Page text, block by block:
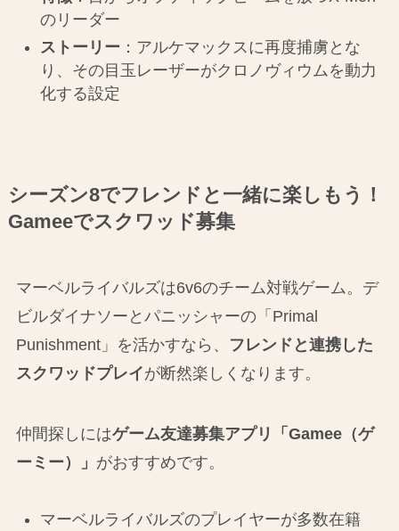
のリーダー
ストーリー ：アルケマックスに再度捕虜とな
り、その目玉レーザーがクロノヴィウムを動力
化する設定
シーズン8でフレンドと一緒に楽しもう！
Gameeでスクワッド募集
マーベルライバルズは6v6のチーム対戦ゲーム。デ
ビルダイナソーとパニッシャーの「Primal
Punishment」を活かすなら、
フレンドと連携した
スクワッドプレイが断然楽しくなります。
仲間探しにはゲーム友達募集アプリ「Gamee（ゲ
ーミー）」 がおすすめです。
マーベルライバルズのプレイヤーが多数在籍